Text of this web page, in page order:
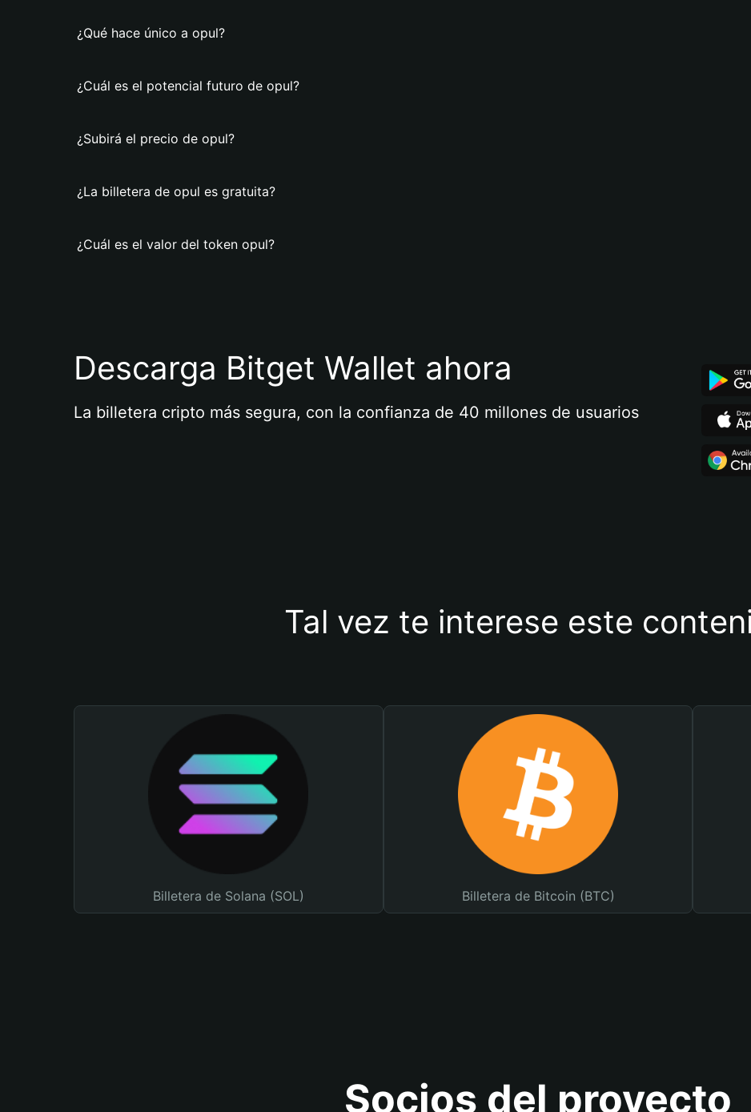
¿Qué hace único a opul?
¿Cuál es el potencial futuro de opul?
¿Subirá el precio de opul?
¿La billetera de opul es gratuita?
¿Cuál es el valor del token opul?
Descarga Bitget Wallet ahora
La billetera cripto más segura, con la confianza de 40 millones de usuarios
Tal vez te interese este
Billetera de Solana (SOL) Billetera de Bitcoin (BTC)
Socios del proyecto